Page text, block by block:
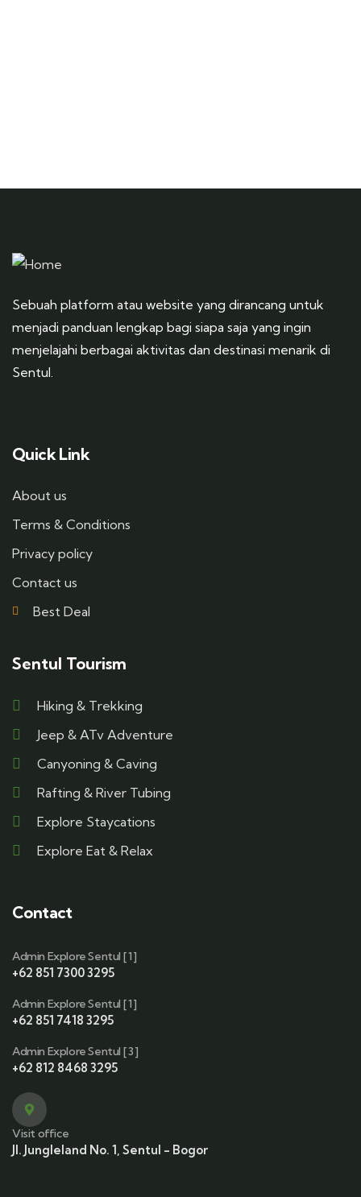
Sebuah platform atau website yang dirancang untuk
menjadi panduan lengkap bagi siapa saja yang ingin
menjelajahi berbagai aktivitas dan destinasi menarik di
Sentul.
Quick Link
About us
Terms & Conditions
Privacy policy
Contact us
Best Deal
Sentul Tourism
Hiking & Trekking
Jeep & ATv Adventure
Canyoning & Caving
Rafting & River Tubing
Explore Staycations
Explore Eat & Relax
Contact
Admin Explore Sentul [ 1 ]
+62 851 7300 3295
Admin Explore Sentul [ 1 ]
+62 851 7418 3295
Admin Explore Sentul [ 3 ]
+62 812 8468 3295
Visit office
Jl. Jungleland No. 1, Sentul - Bogor